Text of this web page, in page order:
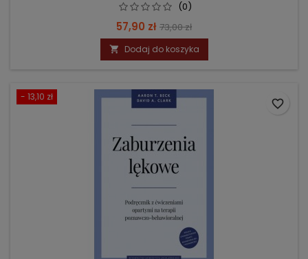
(0)
Cena
57,90 zł Cena
podstawowa
73,00 zł
 Dodaj do koszyka
- 13,10 zł
favorite_border